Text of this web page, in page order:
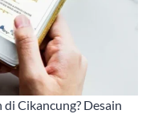
Cikancung? Desain